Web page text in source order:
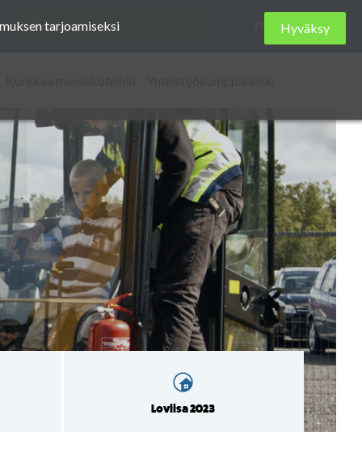
sivustolta
Loviisa 2023
tarjoamiseksi
Hyväksy